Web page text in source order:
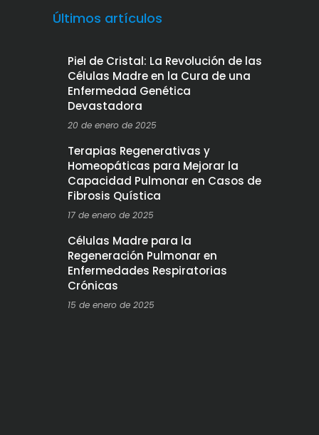
Últimos artículos
Piel de Cristal: La Revolución de las
Células Madre en la Cura de una
Enfermedad Genética
Devastadora
20 de enero de 2025
Terapias Regenerativas y
Homeopáticas para Mejorar la
Capacidad Pulmonar en Casos de
Fibrosis Quística
17 de enero de 2025
Células Madre para la
Regeneración Pulmonar en
Enfermedades Respiratorias
Crónicas
15 de enero de 2025